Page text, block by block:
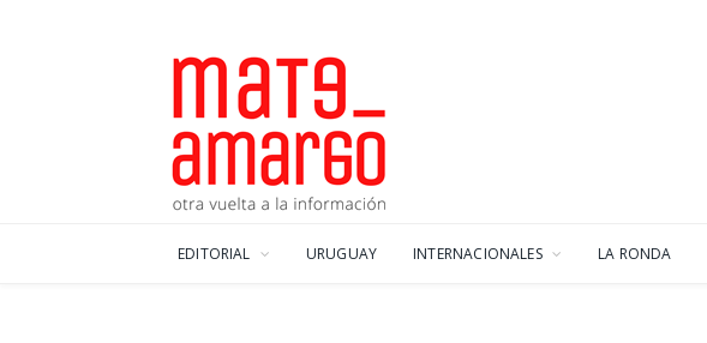
EDITORIAL URUGUAY INTERNACIONALES LA RONDA